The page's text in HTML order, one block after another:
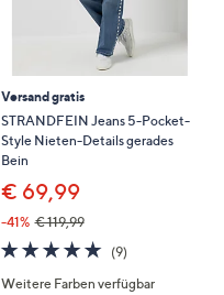
Versand gratis
STRANDFEIN Jeans 5-Pocket-
Style Nieten-Details gerades
Bein
€ 69,99
-41% € 119,99
4.7
von
5
(9)9
Weitere Farben verfügbar